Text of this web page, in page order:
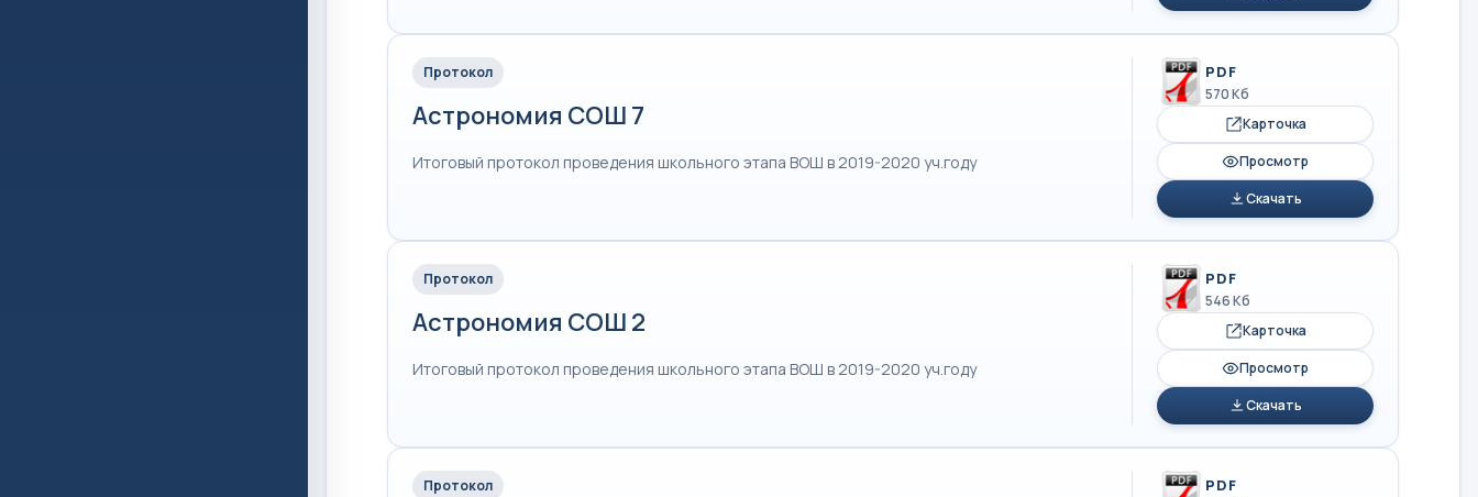
Протокол
Астрономия СОШ 7
Итоговый протокол проведения школьного этапа ВОШ в 2019-2020 уч.году
PDF
570 Кб
Карточка
Просмотр
Скачать
Протокол
Астрономия СОШ 2
Итоговый протокол проведения школьного этапа ВОШ в 2019-2020 уч.году
PDF
546 Кб
Карточка
Просмотр
Скачать
Протокол PDF